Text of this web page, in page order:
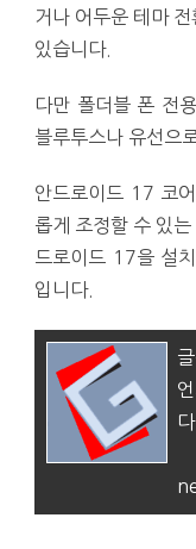
거나 어두운 테마
있습니다.
다만 폴더블 폰 전
블루투스나 유선으
안드로이드 17 코
롭게 조정할 수 있
드로이드 17을 설
입니다.
다.